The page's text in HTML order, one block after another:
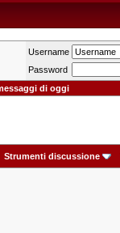
Username
Password
di oggi
Strumenti discussione